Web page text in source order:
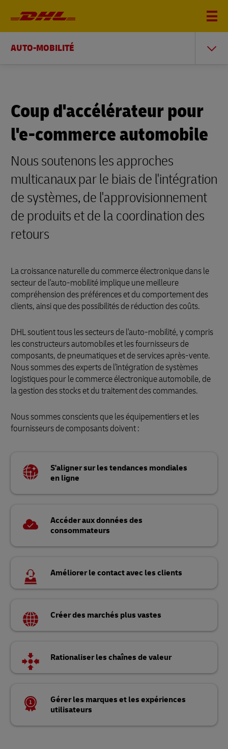
AUTO-MOBILITÉ
Coup d'accélérateur pour
l'e-commerce automobile
Nous soutenons les approches
multicanaux par le biais de l'intégration
de systèmes, de l'approvisionnement
de produits et de la coordination des
retours
La croissance naturelle du commerce électronique dans le
secteur de l'auto-mobilité implique une meilleure
compréhension des préférences et du comportement des
clients, ainsi que des possibilités de réduction des coûts.
DHL soutient tous les secteurs de l'auto-mobilité, y compris
les constructeurs automobiles et les fournisseurs de
composants, de pneumatiques et de services après-vente.
Nous sommes des experts de l'intégration de systèmes
logistiques pour le commerce électronique automobile, de
la gestion des stocks et du traitement des commandes.
Nous sommes conscients que les équipementiers et les
fournisseurs de composants doivent :
S'aligner sur les tendances mondiales
en ligne
Accéder aux données des
consommateurs
Améliorer le contact avec les clients
Créer des marchés plus vastes
Rationaliser les chaînes de valeur
Gérer les marques et les expériences
utilisateurs